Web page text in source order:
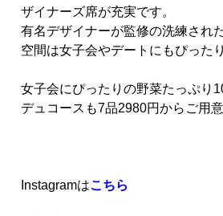
ザイナーズ席が充実です。
有名デザイナーが監修の洗練され
空間は女子会やデートにもぴったり
女子会にぴったりの野菜たっぷり
デュコースも7品2980円からご用
Instagramはこちら